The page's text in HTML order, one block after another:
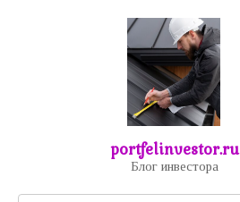
portfelinvestor.ru
Блог инвестора